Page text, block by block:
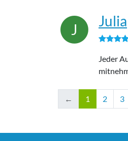
J Julia
Jeder
← 1 2 3